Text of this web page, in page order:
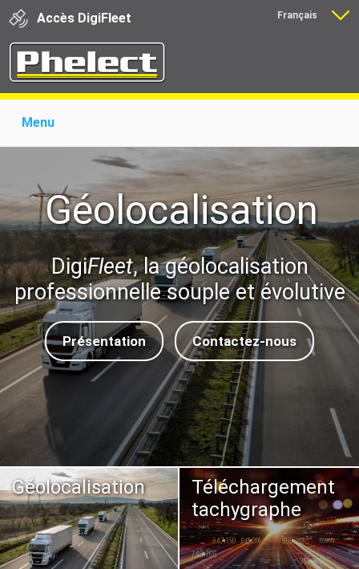
Accès DigiFleet
Français
Menu
Produits
Installation OBU Viapass
Revendeurs
Support
Newsletter Download
Liens
ContactGéolocalisation
DigiFleet, la géolocalisation
professionnelle souple et évolutive
Présentation Contactez-nous
Géolocalisation
Téléchargement
tachygraphe